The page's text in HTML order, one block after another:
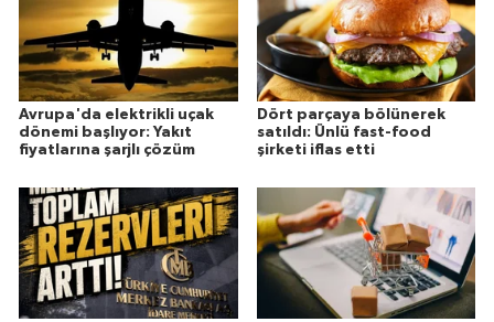
Avrupa'da elektrikli uçak
dönemi başlıyor: Yakıt
fiyatlarına şarjlı çözüm
Dört parçaya bölünerek
satıldı: Ünlü fast-food
şirketi iflas etti